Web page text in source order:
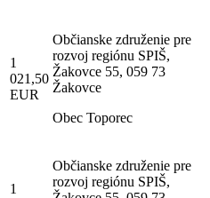
1
021,50
EUR
Občianske združenie pre
rozvoj regiónu SPIŠ,
Žakovce 55, 059 73
Žakovce
Obec Toporec
1
Občianske združenie pre
rozvoj regiónu SPIŠ,